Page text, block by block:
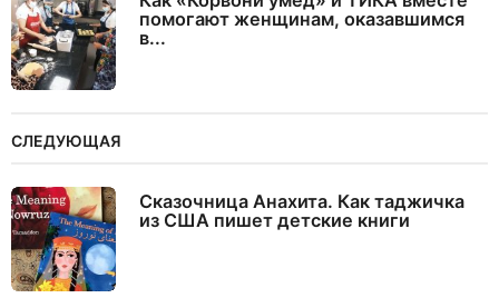
помогают женщинам, оказавшимся
в...
СЛЕДУЮЩАЯ
Сказочница Анахита. Как таджичка
из США пишет детские книги